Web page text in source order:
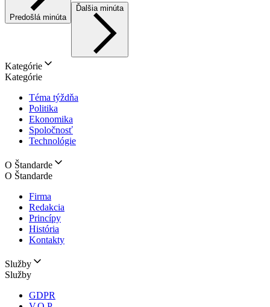
Predošlá minúta
Ďalšia minúta
Kategórie
Kategórie
Téma týždňa
Politika
Ekonomika
Spoločnosť
Technológie
O Štandarde
O Štandarde
Firma
Redakcia
Princípy
História
Kontakty
Služby
Služby
GDPR